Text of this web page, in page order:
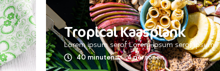
Tropical Kaasplank
Lorem ipsum serof Lorem ipsum serof ipsum
40 minuten 4 personen